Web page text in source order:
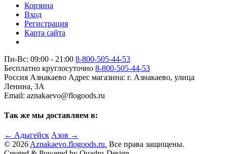
Корзина
Вход
Регистрация
Карта сайта
Пн-Вс: 09:00 - 21:00 8-800-505-44-53
Бесплатно круглосуточно 8-800-505-44-53
Россия Азнакаево Адрес магазина: г. Азнакаево, улица
Ленина, 3А
Email: aznakaevo@flogoods.ru
Так же мы доставляем в:
← Адыгейск Азов →
© 2026Aznakaevo.flogoods.ru. Все права защищены.